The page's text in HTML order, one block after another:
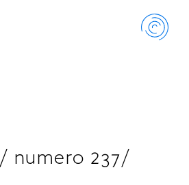
numero 237/